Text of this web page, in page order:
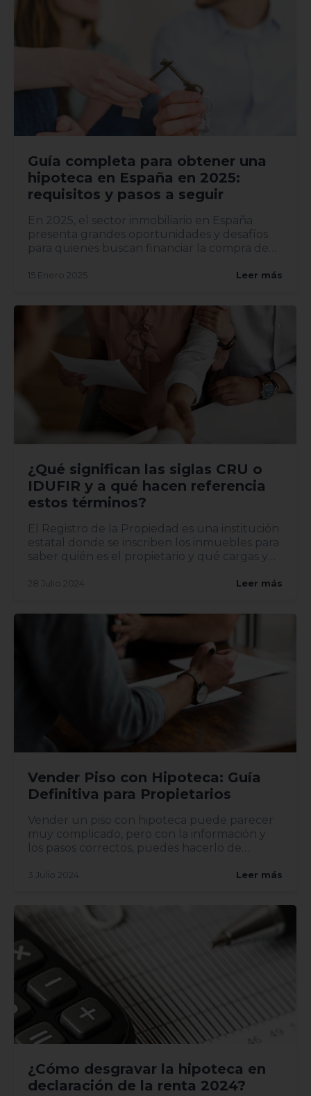
Guía completa para obtener una
hipoteca en España en 2025:
requisitos y pasos a seguir
En 2025, el sector inmobiliario en España
presenta grandes oportunidades y desafíos
para quienes buscan financiar la compra de
15 Enero 2025 Leer más
¿Qué significan las siglas CRU o
IDUFIR y a qué hacen referencia
estos términos?
El Registro de la Propiedad es una institución
estatal donde se inscriben los inmuebles para
saber quién es el propietario y qué cargas y
28 Julio 2024 Leer más
Vender Piso con Hipoteca: Guía
Definitiva para Propietarios
Vender un piso con hipoteca puede parecer
muy complicado, pero con la información y
los pasos correctos, puedes hacerlo de
3 Julio 2024 Leer más
¿Cómo desgravar la hipoteca en
declaración de la renta 2024?